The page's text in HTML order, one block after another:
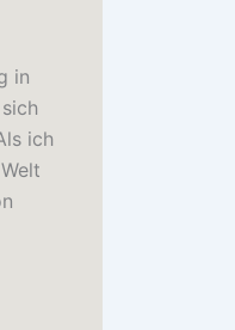
in
ich